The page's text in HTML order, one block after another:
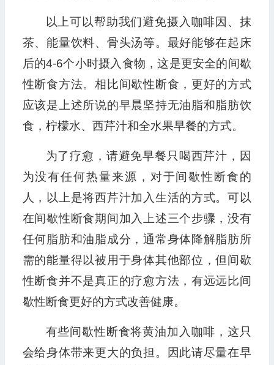
以上可以帮助我们避免摄入咖啡因、抹
茶、能量饮料、骨头汤等。最好能够在起床
后的4-6个小时摄入食物，这是更安全的间歇
性断食方法。相比间歇性断食，更好的方式
应该是上述所说的早晨坚持无油脂和脂肪饮
食，柠檬水、西芹汁和全水果早餐的方式。
为了疗愈，请避免早餐只喝西芹汁，因
为没有任何热量来源，对于间歇性断食的
人，以上是将西芹汁加入生活的方式。可以
在间歇性断食期间加入上述三个步骤，没有
任何脂肪和油脂成分，通常身体降解脂肪所
需的能量得以被用于身体其他部位，但间歇
性断食并不是真正的疗愈方法，有远远比间
歇性断食更好的方式改善健康。
有些间歇性断食将黄油加入咖啡，这只
会给身体带来更大的负担。因此请尽量在早